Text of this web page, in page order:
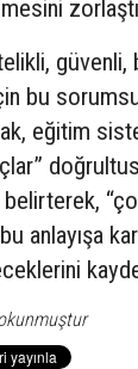
bu
eğitim
anlayışa